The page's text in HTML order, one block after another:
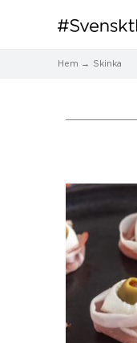
Hem Skinka